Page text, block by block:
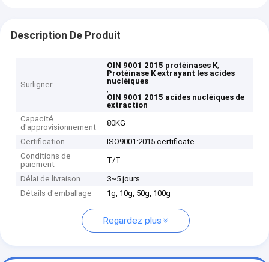
Description De Produit
Surligner
OIN 9001 2015 protéinases K,
Protéinase K extrayant les acides
nucléiques
,
OIN 9001 2015 acides nucléiques de
extraction
Capacité
d'approvisionnement
80KG
Certification
ISO9001:2015 certificate
Conditions de
paiement
T/T
Délai de livraison
3~5 jours
Détails d'emballage
1g, 10g, 50g, 100g
Regardez plus